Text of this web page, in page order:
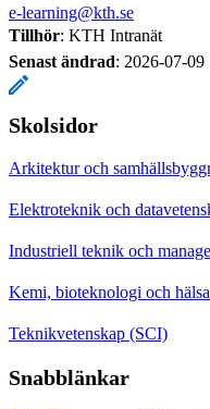
e-learning@kth.se
Tillhör: KTH Intranät
Senast ändrad: 2026-07-09
Skolsidor
Arkitektur och
Elektroteknik och
Industriell teknik och
Kemi, bioteknologi och
Teknikvetenskap (SCI)
Snabblänkar